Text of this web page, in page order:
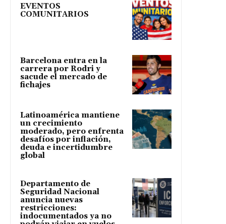
EVENTOS
COMUNITARIOS
Barcelona entra en la
carrera por Rodri y
sacude el mercado de
fichajes
Latinoamérica mantiene
un crecimiento
moderado, pero enfrenta
desafíos por inflación,
deuda e incertidumbre
global
Departamento de
Seguridad Nacional
anuncia nuevas
restricciones:
indocumentados ya no